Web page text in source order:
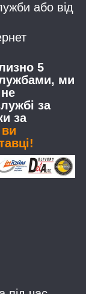
або від
5
ми
за
за